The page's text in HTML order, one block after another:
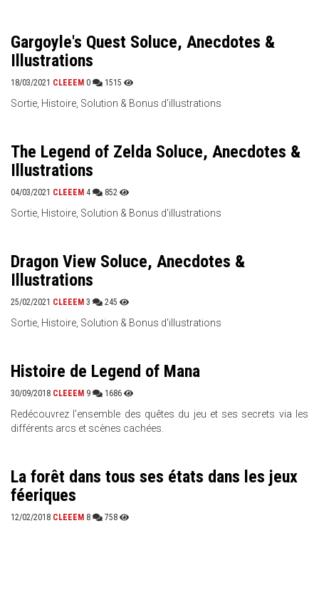
Gargoyle's Quest Soluce, Anecdotes &
Illustrations
18/03/2021 CLEEEM 0 1515
Sortie, Histoire, Solution & Bonus d'illustrations
The Legend of Zelda Soluce, Anecdotes &
Illustrations
04/03/2021 CLEEEM 4 852
Sortie, Histoire, Solution & Bonus d'illustrations
Dragon View Soluce, Anecdotes &
Illustrations
25/02/2021 CLEEEM 3 245
Sortie, Histoire, Solution & Bonus d'illustrations
Histoire de Legend of Mana
30/09/2018 CLEEEM 9 1686
Redécouvrez l'ensemble des quêtes du jeu et ses secrets via les
différents arcs et scènes cachées.
La forêt dans tous ses états dans les jeux
féeriques
12/02/2018 CLEEEM 8 758